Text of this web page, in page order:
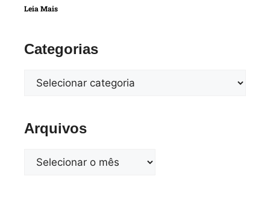
Leia Mais
Categorias
Arquivos